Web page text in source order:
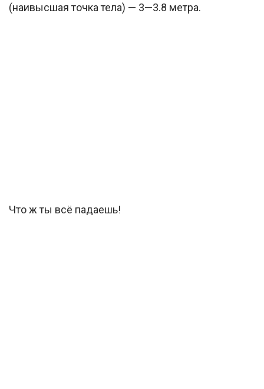
(наивысшая точка тела) — 3—3.8 метра.
Что ж ты всё падаешь!